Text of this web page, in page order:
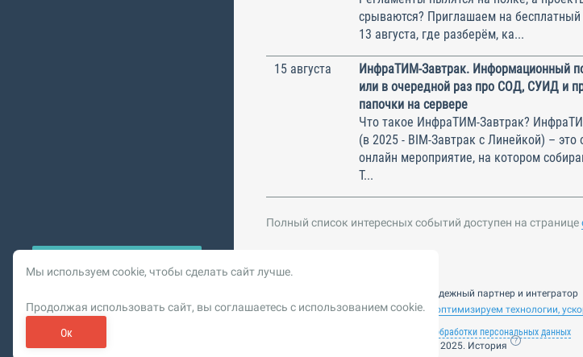
Реклама. ООО «РОМБИТ»
О рекламе на bim.vc
срываются? Приглашаем на
13 августа, где разберём, ка...
15 августа
ИнфраТИМ-Завтрак. Информационный
или в очередной раз про СОД, СУИД и
папочки на сервере
Что такое ИнфраТИМ-Завтрак?
(в 2025 - BIM-Завтрак с Линейкой) – это
онлайн мероприятие, на котором
Т...
Полный список интересных событий доступен на странице
© 2026 Vysotskiy consulting — ваш надежный партнер и интегратор
Цифровизация, BIM, ИИ. Внедряем и оптимизируем технологии,
Политика обработки персональных данных
Обновление от 14 ноября 2025. История
Мы используем cookie, чтобы сделать сайт лучше.
Продолжая использовать сайт, вы соглашаетесь с использованием cookie.
Ок